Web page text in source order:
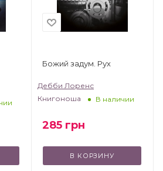
Божий задум. Рух
Дебби Лоренс
Книгоноша
В наличии
285 грн
В КОРЗИНУ